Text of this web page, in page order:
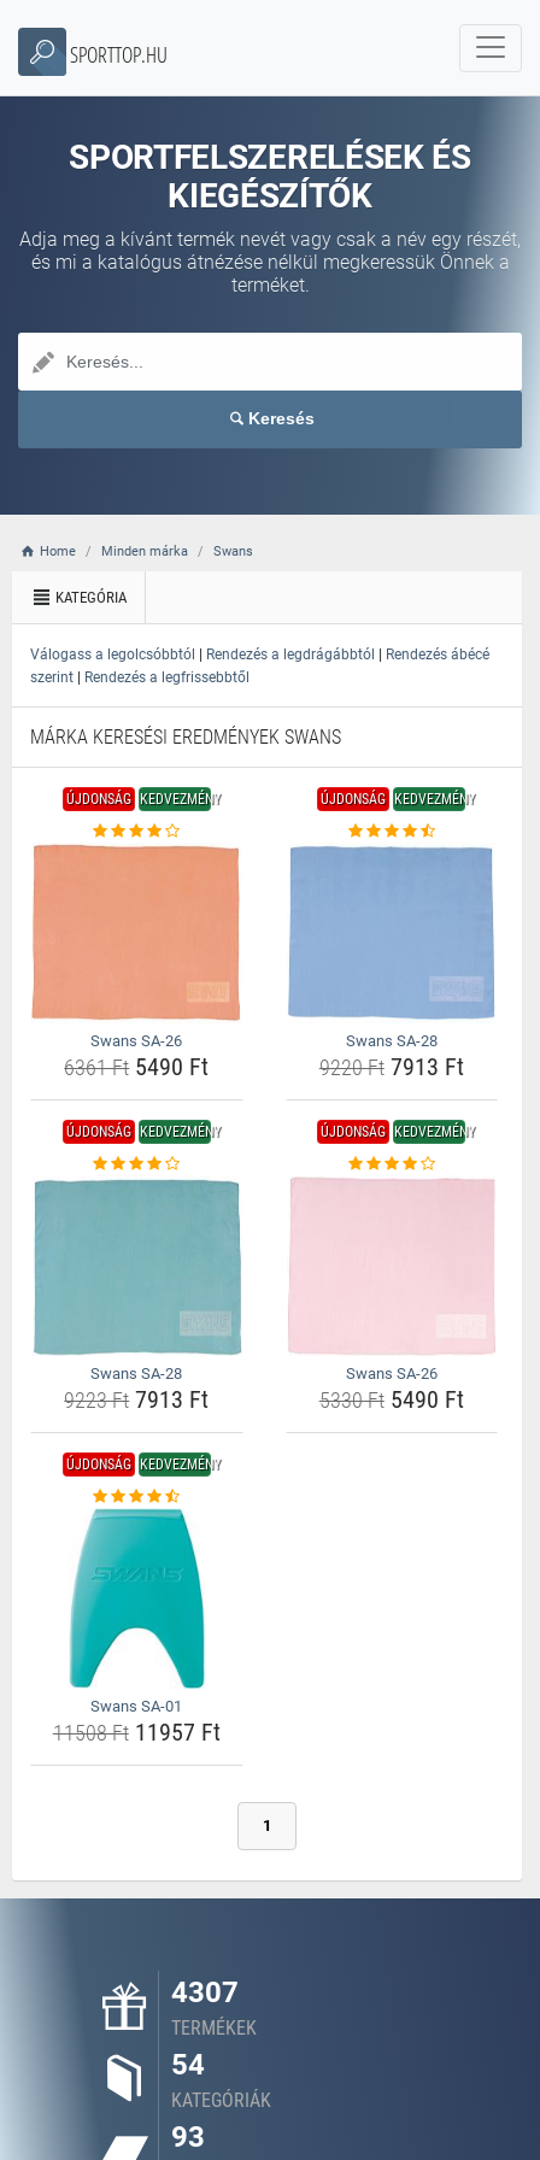
SPORTTOP.HU
SPORTFELSZERELÉSEK ÉS
KIEGÉSZÍTŐK
Adja meg a kívánt termék nevét vagy csak a név egy részét,
és mi a katalógus átnézése nélkül megkeressük Önnek a
terméket.
Keresés
Home Minden márka Swans
KATEGÓRIA
Válogass a legolcsóbbtól | Rendezés a legdrágábbtól | Rendezés ábécé
szerint | Rendezés a legfrissebbtől
MÁRKA KERESÉSI EREDMÉNYEK SWANS
ÚJDONSÁG KEDVEZMÉNY
Swans SA-26
6361 Ft5490 Ft
ÚJDONSÁG KEDVEZMÉNY
Swans SA-28
9220 Ft7913 Ft
ÚJDONSÁG KEDVEZMÉNY
Swans SA-28
9223 Ft7913 Ft
ÚJDONSÁG KEDVEZMÉNY
Swans SA-26
5330 Ft5490 Ft
ÚJDONSÁG KEDVEZMÉNY
Swans SA-01
11508 Ft11957 Ft
1
4307
TERMÉKEK
54
KATEGÓRIÁK
93